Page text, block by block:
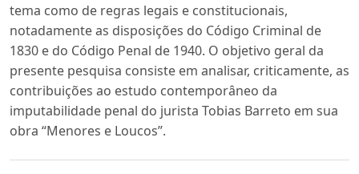
tema como de regras legais e constitucionais,
notadamente as disposições do Código Criminal de
1830 e do Código Penal de 1940. O objetivo geral da
presente pesquisa consiste em analisar, criticamente, as
contribuições ao estudo contemporâneo da
imputabilidade penal do jurista Tobias Barreto em sua
obra “Menores e Loucos”.